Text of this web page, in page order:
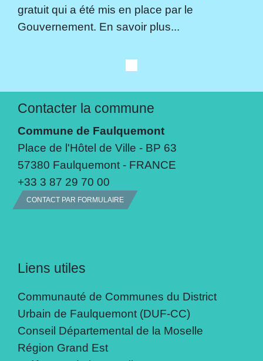
gratuit qui a été mis en place par le
Gouvernement. En savoir plus...
Contacter la commune
Commune de Faulquemont
Place de l'Hôtel de Ville - BP 63
57380 Faulquemont - FRANCE
+33 3 87 29 70 00
CONTACT PAR FORMULAIRE
Liens utiles
Communauté de Communes du District
Urbain de Faulquemont (DUF-CC)
Conseil Départemental de la Moselle
Région Grand Est